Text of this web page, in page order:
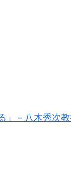
」－八木秀次教